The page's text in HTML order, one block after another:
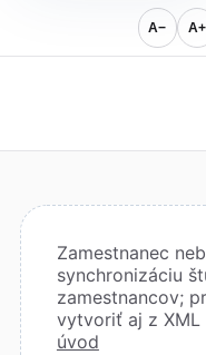
A− A+
Zamestnanec
synchronizáciu
zamestnancov;
vytvoriť aj z XML
úvod